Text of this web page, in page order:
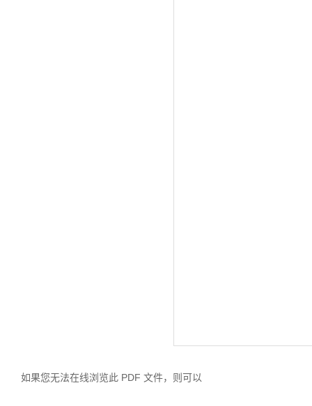
如果您无法在线浏览此 PDF 文件，则可以